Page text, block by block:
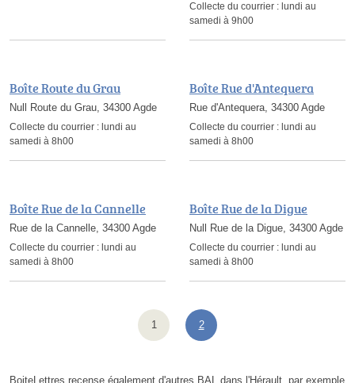
Collecte du courrier : lundi au
samedi à 9h00
Boîte Route du Grau
Null Route du Grau, 34300 Agde
Collecte du courrier : lundi au
samedi à 8h00
Boîte Rue d'Antequera
Rue d'Antequera, 34300 Agde
Collecte du courrier : lundi au
samedi à 8h00
Boîte Rue de la Cannelle
Rue de la Cannelle, 34300 Agde
Collecte du courrier : lundi au
samedi à 8h00
Boîte Rue de la Digue
Null Rue de la Digue, 34300 Agde
Collecte du courrier : lundi au
samedi à 8h00
1 2
BoiteLettres recense également d'autres BAL dans l'Hérault, par exemple